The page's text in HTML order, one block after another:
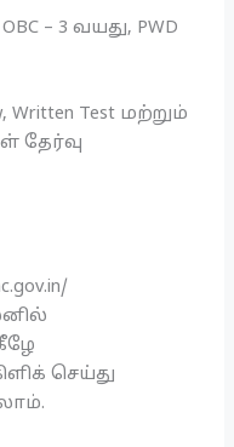
– 3 வயது, PWD
Written Test மற்றும்
தேர்வு
செய்து